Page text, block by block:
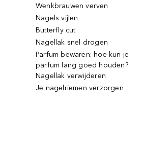
Wenkbrauwen verven
Nagels vijlen
Butterfly cut
Nagellak snel drogen
Parfum bewaren: hoe kun je
parfum lang goed houden?
Nagellak verwijderen
Je nagelriemen verzorgen